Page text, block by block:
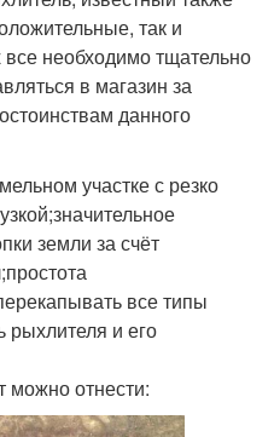
так и
необходимо тщательно
в магазин за
данного
участке с резко
земли за счёт
все типы
рыхлителя и его
можно отнести: